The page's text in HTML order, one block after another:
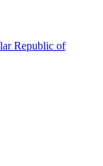
Republic of